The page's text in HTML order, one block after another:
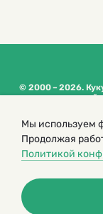
© 2000 – 2026.
журнал для детей
сайта
Политика
Мы используем
Продолжая
Политикой